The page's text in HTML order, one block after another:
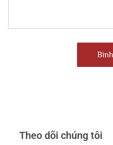
Theo dõi chúng tôi